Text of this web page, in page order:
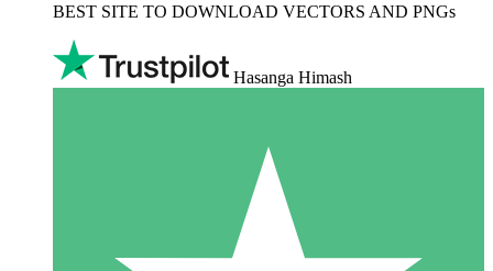
BEST SITE TO DOWNLOAD VECTORS AND PNGs
Hasanga Himash